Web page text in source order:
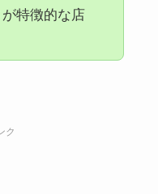
特徴的な店
ク